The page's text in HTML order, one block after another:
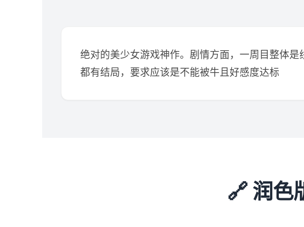
绝对的美少女游戏神作。剧情方面，一周目整体
都有结局，要求应该是不能被牛且好感度达标
🔗 润色